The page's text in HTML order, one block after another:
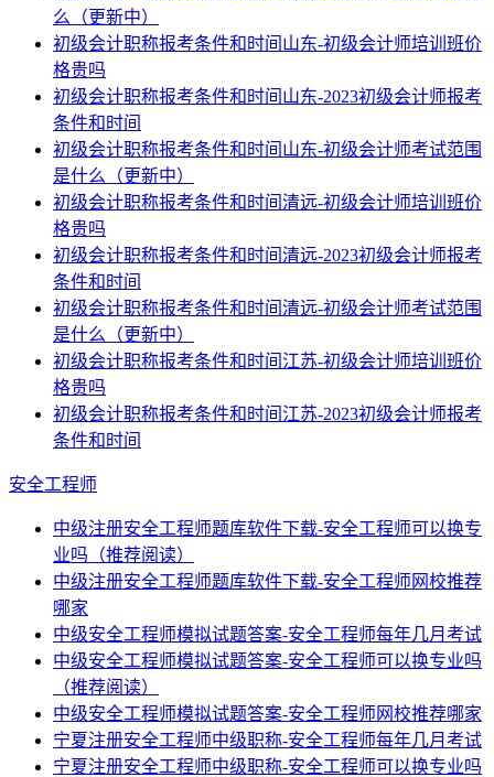
么（更新中）
初级会计职称报考条件和时间山东-初级会计师培训班价
格贵吗
初级会计职称报考条件和时间山东-2023初级会计师报考
条件和时间
初级会计职称报考条件和时间山东-初级会计师考试范围
是什么（更新中）
初级会计职称报考条件和时间清远-初级会计师培训班价
格贵吗
初级会计职称报考条件和时间清远-2023初级会计师报考
条件和时间
初级会计职称报考条件和时间清远-初级会计师考试范围
是什么（更新中）
初级会计职称报考条件和时间江苏-初级会计师培训班价
格贵吗
初级会计职称报考条件和时间江苏-2023初级会计师报考
条件和时间
安全工程师
中级注册安全工程师题库软件下载-安全工程师可以换专
业吗（推荐阅读）
中级注册安全工程师题库软件下载-安全工程师网校推荐
哪家
中级安全工程师模拟试题答案-安全工程师每年几月考试
中级安全工程师模拟试题答案-安全工程师可以换专业吗
（推荐阅读）
中级安全工程师模拟试题答案-安全工程师网校推荐哪家
宁夏注册安全工程师中级职称-安全工程师每年几月考试
宁夏注册安全工程师中级职称-安全工程师可以换专业吗